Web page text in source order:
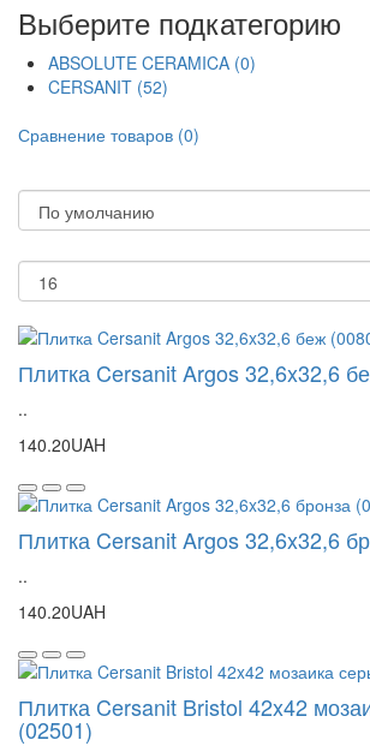
Выберите подкатегорию
ABSOLUTE CERAMICA (0)
CERSANIT (52)
Сравнение товаров (0)
Плитка Cersanit Argos 32,6x32,6
..
140.20UAH
Плитка Cersanit Argos 32,6x32,6
..
140.20UAH
Плитка Cersanit Bristol 42x42
(02501)